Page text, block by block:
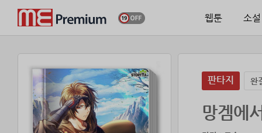
웹툰 소설
판타지 완
망겜에